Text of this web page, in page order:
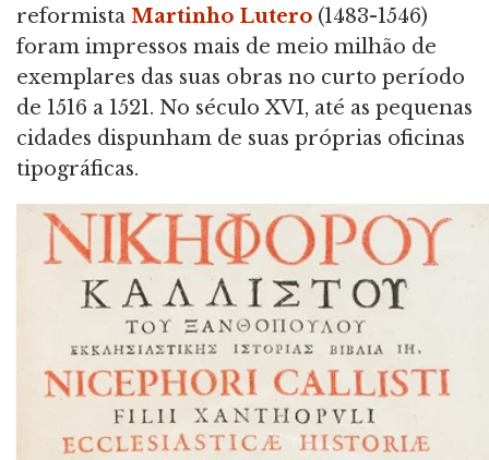
reformista Martinho Lutero (1483-1546)
foram impressos mais de meio milhão de
exemplares das suas obras no curto período
de 1516 a 1521. No século XVI, até as pequenas
cidades dispunham de suas próprias oficinas
tipográficas.